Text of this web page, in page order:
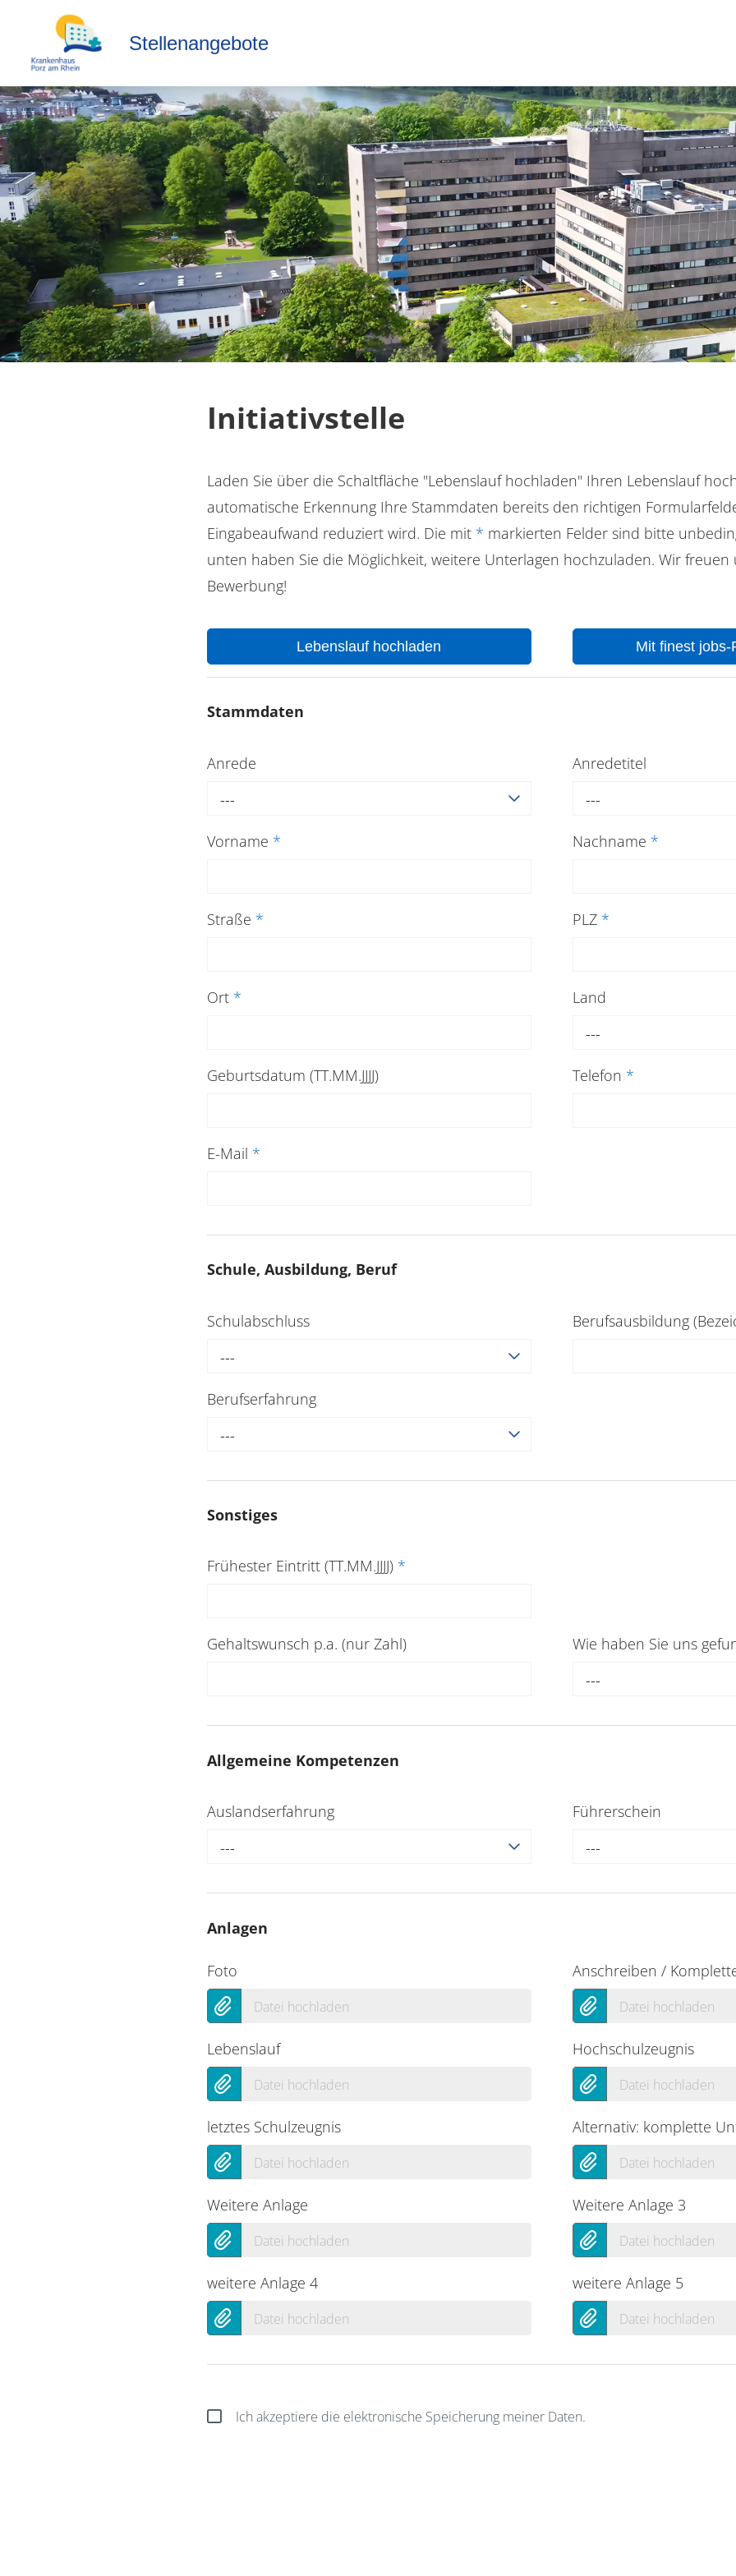
Stellenangebote
Initiativstelle
Laden Sie über die Schaltfläche "Lebenslauf hochladen" Ihren Lebenslauf
automatische Erkennung Ihre Stammdaten bereits den richtigen
Eingabeaufwand reduziert wird. Die mit * markierten Felder sind bitte
unten haben Sie die Möglichkeit, weitere Unterlagen hochzuladen. Wir freuen
Bewerbung!
Lebenslauf hochladen Mit finest jobs-
Stammdaten
Anrede
---
Anredetitel
---
Vorname * Nachname *
Straße * PLZ *
Ort *
Land
---
Geburtsdatum (TT.MM.JJJJ) Telefon *
E-Mail *
Schule, Ausbildung, Beruf
Schulabschluss
---
Berufsausbildung
Berufserfahrung
---
Sonstiges
Frühester Eintritt (TT.MM.JJJJ) *
Gehaltswunsch p.a. (nur Zahl) Wie haben Sie uns
---
Allgemeine Kompetenzen
Auslandserfahrung
---
Führerschein
---
Anlagen
Foto
Datei hochladen
Anschreiben /
Datei hochladen
Lebenslauf
Datei hochladen
Hochschulzeugnis
Datei hochladen
letztes Schulzeugnis
Datei hochladen
Alternativ: komplette
Datei hochladen
Weitere Anlage
Datei hochladen
Weitere Anlage 3
Datei hochladen
weitere Anlage 4
Datei hochladen
weitere Anlage 5
Datei hochladen
Ich akzeptiere die elektronische Speicherung meiner Daten.